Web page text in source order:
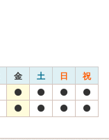
金 土 日 祝